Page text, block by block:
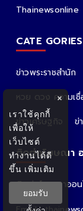
Thainewsonline
CATE GORIES
ข่าวพระราชสำนัก
หวย ดวง ความเชื่
ข่าวเศรษฐกิจ
ข่
ติดต่อโฆษณา
ติดต่อโฆษณาออน
คุณอ้อ
×
เราใช้คุกกี้
เพื่อให้
เว็บไซต์
ทำงานได้ดี
ขึ้น เพิ่มเติม
ยอมรับ